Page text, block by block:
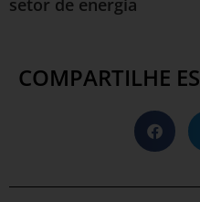
setor de energia
COMPARTILHE